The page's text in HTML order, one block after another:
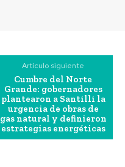
Artículo siguiente
Cumbre del Norte
Grande: gobernadores
plantearon a Santilli la
urgencia de obras de
gas natural y definieron
estrategias energéticas